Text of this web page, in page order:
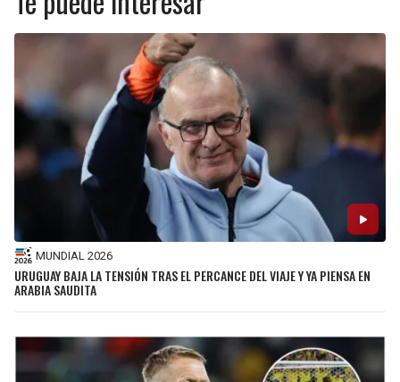
MUNDIAL 2026
URUGUAY BAJA LA TENSIÓN TRAS EL PERCANCE DEL VIAJE Y YA PIENSA EN
ARABIA SAUDITA